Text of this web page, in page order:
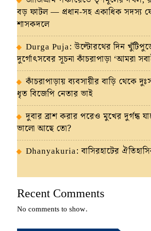
বড় ফাটল — প্রধান-সহ একাধিক সদস্য
শাসকদলে
Durga Puja: উল্টোরথের দিন
দুর্গোৎসবের সূচনা কাঁচরাপাড়া ‘আমরা
কাঁচরাপাড়ায় ব্যবসায়ীর বাড়ি থেকে
ধৃত বিজেপি নেতার ভাই
দুবার ব্রাশ করার পরেও মুখের দুর্গন্ধ
ভালো আছে তো?
Dhanyakuria: বাসিরহাটের
Recent Comments
No comments to show.